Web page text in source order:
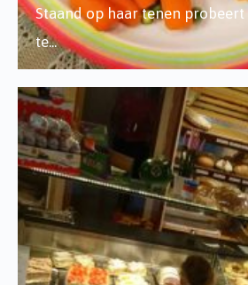
Staand op haar tenen
te...